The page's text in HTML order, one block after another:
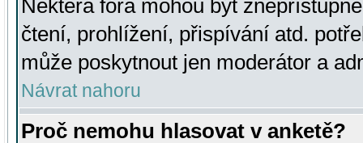
Některá fóra mohou být
čtení, prohlížení, přispívání atd.
může poskytnout jen moderátor a
Návrat nahoru
Proč nemohu hlasovat v anketě?